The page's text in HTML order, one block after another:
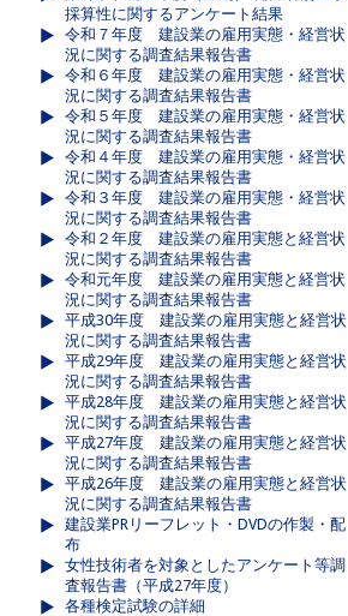
採算性に関するアンケート結果
令和７年度 建設業の雇用実態・経営状
況に関する調査結果報告書
令和６年度 建設業の雇用実態・経営状
況に関する調査結果報告書
令和５年度 建設業の雇用実態・経営状
況に関する調査結果報告書
令和４年度 建設業の雇用実態・経営状
況に関する調査結果報告書
令和３年度 建設業の雇用実態・経営状
況に関する調査結果報告書
令和２年度 建設業の雇用実態と経営状
況に関する調査結果報告書
令和元年度 建設業の雇用実態と経営状
況に関する調査結果報告書
平成30年度 建設業の雇用実態と経営状
況に関する調査結果報告書
平成29年度 建設業の雇用実態と経営状
況に関する調査結果報告書
平成28年度 建設業の雇用実態と経営状
況に関する調査結果報告書
平成27年度 建設業の雇用実態と経営状
況に関する調査結果報告書
平成26年度 建設業の雇用実態と経営状
況に関する調査結果報告書
建設業PRリーフレット・DVDの作製・配
布
女性技術者を対象としたアンケート等調
査報告書（平成27年度）
各種検定試験の詳細